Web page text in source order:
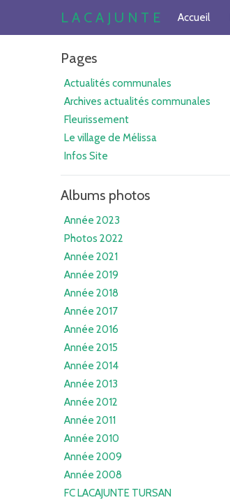
L A C A J U N T E Accueil
Pages
Actualités communales
Archives actualités communales
Fleurissement
Le village de Mélissa
Infos Site
Albums photos
Année 2023
Photos 2022
Année 2021
Année 2019
Année 2018
Année 2017
Année 2016
Année 2015
Année 2014
Année 2013
Année 2012
Année 2011
Année 2010
Année 2009
Année 2008
FC LACAJUNTE TURSAN